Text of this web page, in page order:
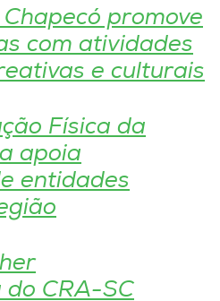
promove
com atividades
e culturais
Física da
apoia
entidades
CRA-SC